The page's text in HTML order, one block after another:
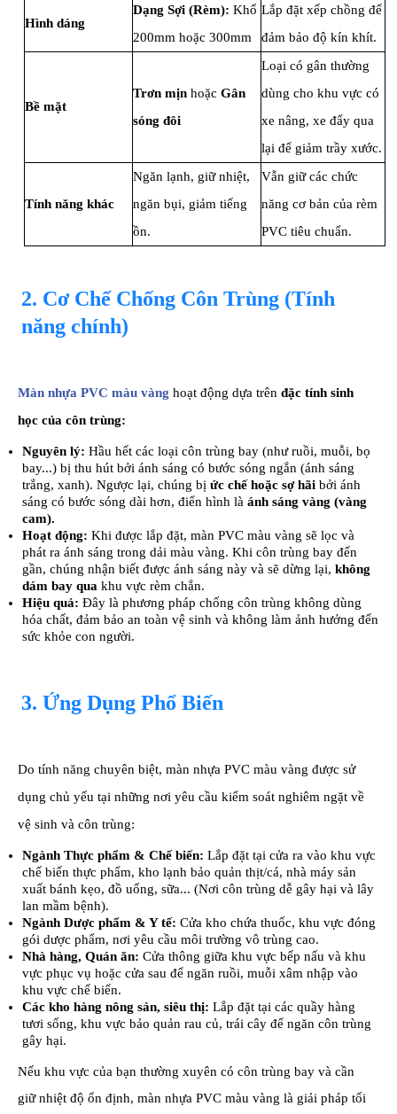
Hình dáng
Dạng Sợi (Rèm): Khổ
200mm hoặc 300mm
Lắp đặt xếp chồng để
đảm bảo độ kín khít.
Bề mặt
Trơn mịn hoặcGân
sóng đôi
Loại có gân thường
dùng cho khu vực có
xe nâng, xe đẩy qua
lại để giảm trầy xước.
Tính năng khác
Ngăn lạnh, giữ nhiệt,
ngăn bụi, giảm tiếng
ồn.
Vẫn giữ các chức
năng cơ bản của rèm
PVC tiêu chuẩn.
2. Cơ Chế Chống Côn Trùng (Tính
năng chính)
Màn nhựa PVC màu vàng hoạt động dựa trên đặc tính sinh
học của côn trùng:
Nguyên lý: Hầu hết các loại côn trùng bay (như ruồi, muỗi, bọ
bay...) bị thu hút bởi ánh sáng có bước sóng ngắn (ánh sáng
trắng, xanh). Ngược lại, chúng bị ức chế hoặc sợ hãi bởi ánh
sáng có bước sóng dài hơn, điển hình là ánh sáng vàng (vàng
cam).
Hoạt động: Khi được lắp đặt, màn PVC màu vàng sẽ lọc và
phát ra ánh sáng trong dải màu vàng. Khi côn trùng bay đến
gần, chúng nhận biết được ánh sáng này và sẽ dừng lại, không
dám bay qua khu vực rèm chắn.
Hiệu quả: Đây là phương pháp chống côn trùng không dùng
hóa chất, đảm bảo an toàn vệ sinh và không làm ảnh hưởng đến
sức khỏe con người.
3. Ứng Dụng Phổ Biến
Do tính năng chuyên biệt, màn nhựa PVC màu vàng được sử
dụng chủ yếu tại những nơi yêu cầu kiểm soát nghiêm ngặt về
vệ sinh và côn trùng:
Ngành Thực phẩm & Chế biến: Lắp đặt tại cửa ra vào khu vực
chế biến thực phẩm, kho lạnh bảo quản thịt/cá, nhà máy sản
xuất bánh kẹo, đồ uống, sữa... (Nơi côn trùng dễ gây hại và lây
lan mầm bệnh).
Ngành Dược phẩm & Y tế: Cửa kho chứa thuốc, khu vực đóng
gói dược phẩm, nơi yêu cầu môi trường vô trùng cao.
Nhà hàng, Quán ăn: Cửa thông giữa khu vực bếp nấu và khu
vực phục vụ hoặc cửa sau để ngăn ruồi, muỗi xâm nhập vào
khu vực chế biến.
Các kho hàng nông sản, siêu thị: Lắp đặt tại các quầy hàng
tươi sống, khu vực bảo quản rau củ, trái cây để ngăn côn trùng
gây hại.
Nếu khu vực của bạn thường xuyên có côn trùng bay và cần
giữ nhiệt độ ổn định, màn nhựa PVC màu vàng là giải pháp tối